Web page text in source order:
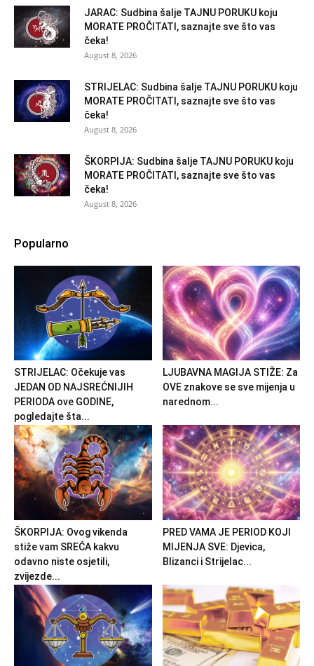
JARAC: Sudbina šalje TAJNU PORUKU koju
MORATE PROČITATI, saznajte sve što vas
čeka!
August 8, 2026
STRIJELAC: Sudbina šalje TAJNU PORUKU koju
MORATE PROČITATI, saznajte sve što vas
čeka!
August 8, 2026
ŠKORPIJA: Sudbina šalje TAJNU PORUKU koju
MORATE PROČITATI, saznajte sve što vas
čeka!
August 8, 2026
Popularno
STRIJELAC: Očekuje vas
JEDAN OD NAJSREĆNIJIH
PERIODA ove GODINE,
pogledajte šta...
LJUBAVNA MAGIJA STIŽE: Za
OVE znakove se sve mijenja u
narednom...
ŠKORPIJA: Ovog vikenda
stiže vam SREĆA kakvu
odavno niste osjetili,
zvijezde...
PRED VAMA JE PERIOD KOJI
MIJENJA SVE: Djevica,
Blizanci i Strijelac...